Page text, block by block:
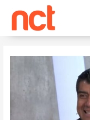
contenido
Navegación
de
entradas